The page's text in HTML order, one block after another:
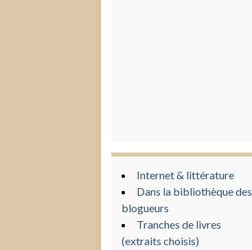
Internet & littérature
Dans la bibliothèque des
blogueurs
Tranches de livres
(extraits choisis)